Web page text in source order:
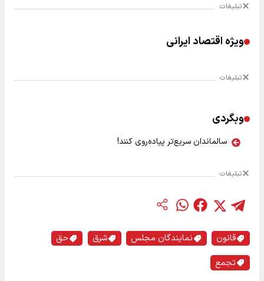
تبلیغات
ویژه اقتصاد ایرانی
تبلیغات
وبگردی
سالماندان سریع‌تر پیاده‌روی کنند!
تبلیغات
قانون نمایندگان مجلس شرق
حق
تجمع